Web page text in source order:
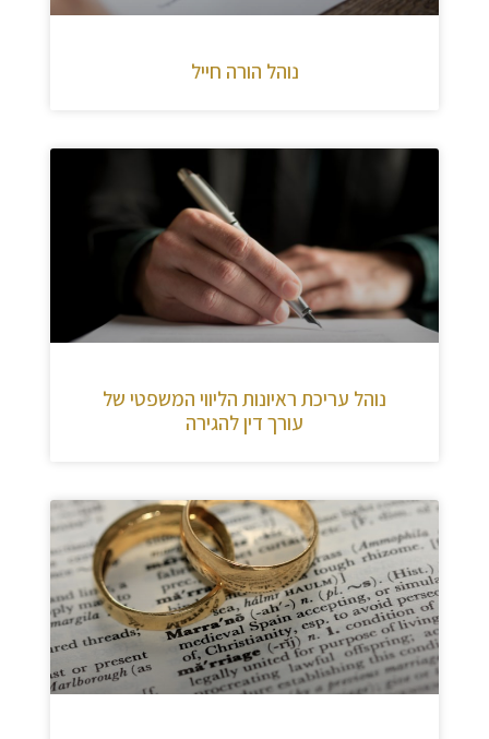
נוהל הורה חייל
נוהל עריכת ראיונות הליווי המשפטי של
עורך דין להגירה